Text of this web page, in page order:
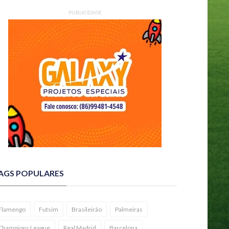
PUBLICIDADE
POPULARES
Futsim Brasileirão Palmeiras